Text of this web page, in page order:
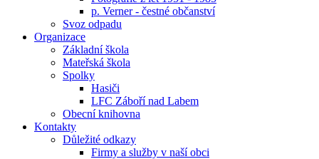
p. Verner - čestné občanství
Svoz odpadu
Organizace
Základní škola
Mateřská škola
Spolky
Hasiči
LFC Záboří nad Labem
Obecní knihovna
Kontakty
Důležité odkazy
Firmy a služby v naší obci